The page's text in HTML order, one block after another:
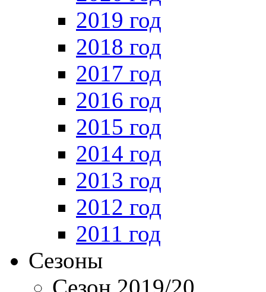
2019 год
2018 год
2017 год
2016 год
2015 год
2014 год
2013 год
2012 год
2011 год
Сезоны